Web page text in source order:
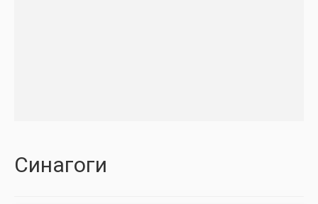
Синагоги